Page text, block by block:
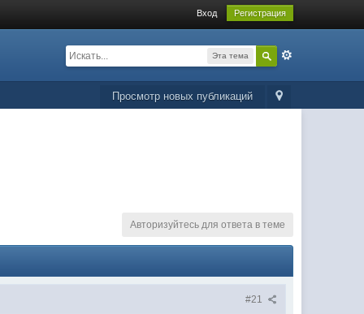
Вход Регистрация
Эта тема
Просмотр новых публикаций
Авторизуйтесь для ответа в теме
#21